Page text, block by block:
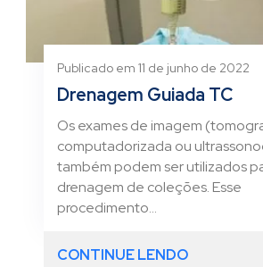
Publicado em 11 de junho de 2022
Drenagem Guiada TC
Os exames de imagem
computadorizada ou
também podem ser utilizados
drenagem de coleções. Esse
procedimento...
CONTINUE LENDO